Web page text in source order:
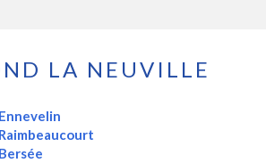
LA NEUVILLE
Ennevelin
Raimbeaucourt
Bersée